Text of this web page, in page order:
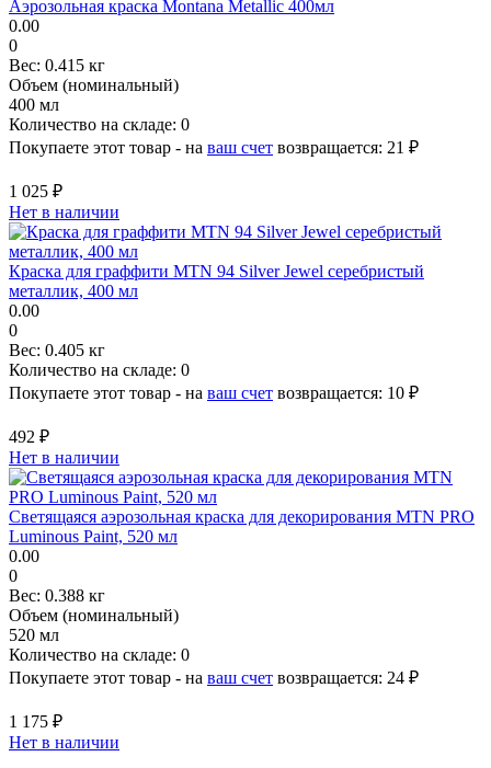
Аэрозольная краска Montana Metallic 400мл
0.00
0
Вес: 0.415 кг
Объем (номинальный)
400 мл
Количество на складе: 0
Покупаете этот товар - на ваш счет возвращается: 21 ₽
1 025 ₽
Нет в наличии
Краска для граффити MTN 94 Silver Jewel серебристый
металлик, 400 мл
0.00
0
Вес: 0.405 кг
Количество на складе: 0
Покупаете этот товар - на ваш счет возвращается: 10 ₽
492 ₽
Нет в наличии
Светящаяся аэрозольная краска для декорирования MTN PRO
Luminous Paint, 520 мл
0.00
0
Вес: 0.388 кг
Объем (номинальный)
520 мл
Количество на складе: 0
Покупаете этот товар - на ваш счет возвращается: 24 ₽
1 175 ₽
Нет в наличии